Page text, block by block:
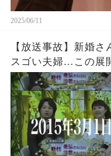
2025/06/11
【放送事故】新婚
スゴい夫婦…この展